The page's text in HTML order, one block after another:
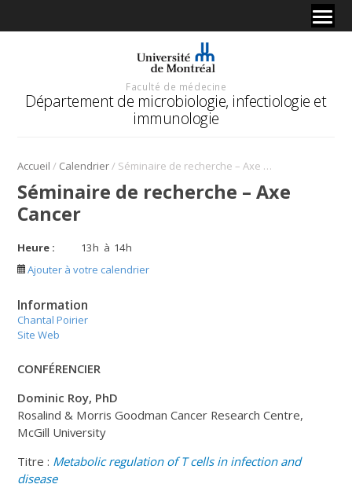
Faculté de médecine
Département de microbiologie, infectiologie et
immunologie
Accueil / Calendrier/ Séminaire de recherche – Axe Cancer
Séminaire de recherche – Axe
Cancer
Heure : 13h à 14h
Ajouter à votre calendrier
Information
Chantal Poirier
Site Web
CONFÉRENCIER
Dominic Roy, PhD
Rosalind & Morris Goodman Cancer Research Centre,
McGill University
Titre : Metabolic regulation of T cells in infection and
disease